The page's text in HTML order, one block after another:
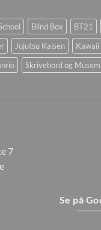
Blind Box BT21
Jujutsu Kaisen Kawaii
Skrivebord og
7
Se på